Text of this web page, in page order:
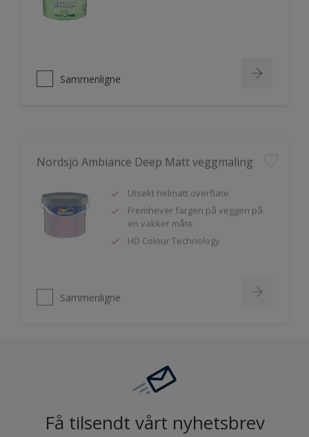
Sammenligne
Fremhever fargen på veggen på
en vakker måte
HD Colour Technology
Få tilsendt vårt nyhetsbrev